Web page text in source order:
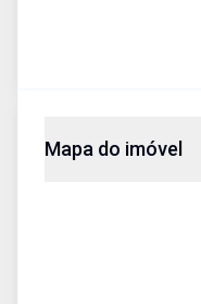
Mapa do imóvel